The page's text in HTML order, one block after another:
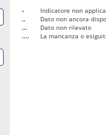
-
Indicatore non
..
Dato non ancora
...
Dato non rilevato
....
La mancanza o